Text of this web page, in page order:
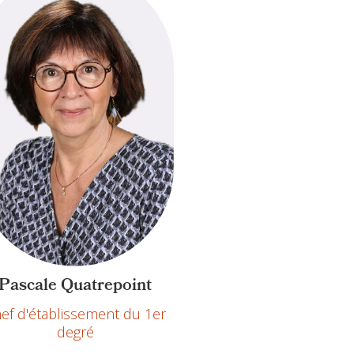
Quatrepoint
d'établissement du 1er
degré